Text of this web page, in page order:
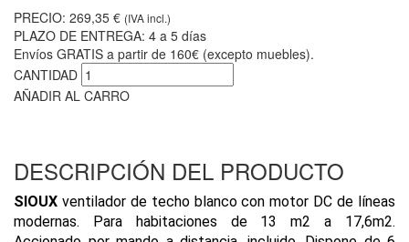
PRECIO: 269,35 € (IVA incl.)
PLAZO DE ENTREGA: 4 a 5 días
Envíos GRATIS a partir de 160€ (excepto muebles).
CANTIDAD
AÑADIR AL CARRO
DESCRIPCIÓN DEL PRODUCTO
SIOUX ventilador de techo blanco con motor DC de líneas
modernas. Para habitaciones de 13 m2 a 17,6m2.